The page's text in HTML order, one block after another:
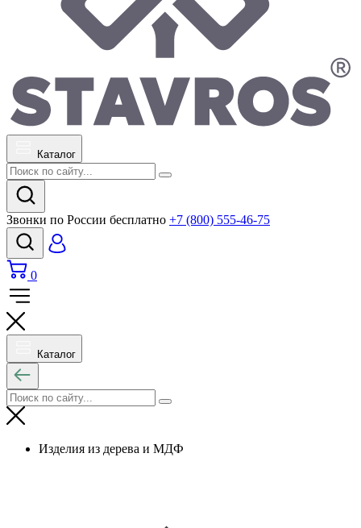
Каталог
Звонки по России бесплатно +7 (800) 555-46-75
0
Каталог
Изделия из дерева и МДФ